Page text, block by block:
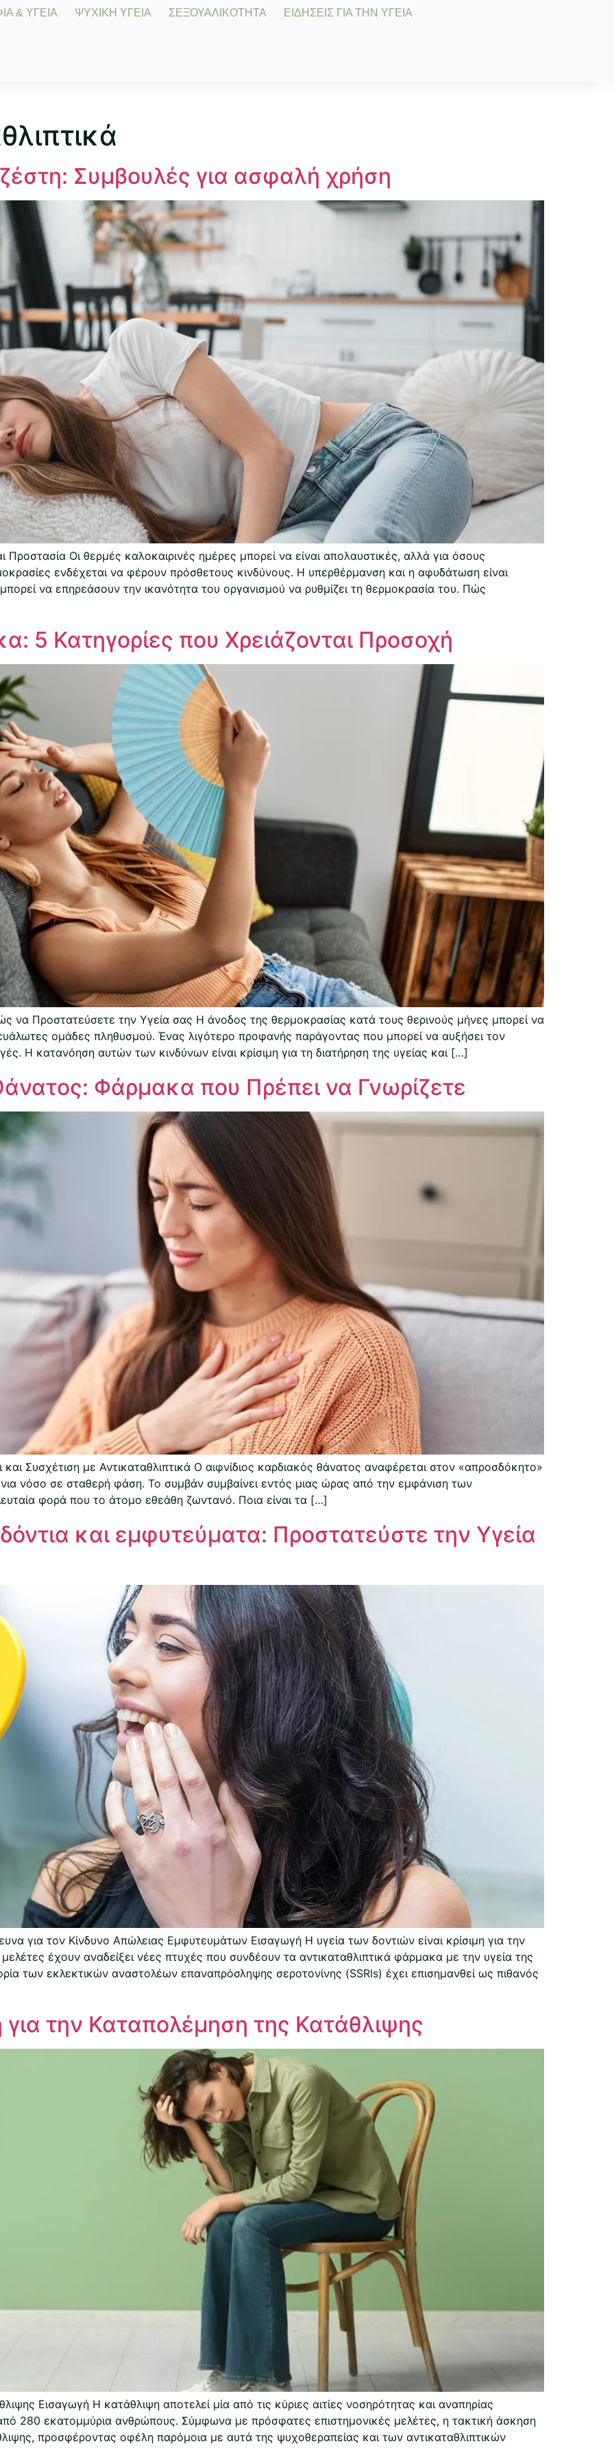
& ΥΓΕΙΑ ΨΥΧΙΚΗ ΥΓΕΙΑ ΣΕΞΟΥΑΛΙΚΟΤΗΤΑ ΕΙΔΗΣΕΙΣ ΓΙΑ ΤΗΝ ΥΓΕΙΑ
ζέστη: Συμβουλές για ασφαλή χρήση
Προστασία Οι θερμές καλοκαιρινές ημέρες μπορεί να είναι απολαυστικές, αλλά για όσους
ενδέχεται να φέρουν πρόσθετους κινδύνους. Η υπερθέρμανση και η αφυδάτωση είναι
να επηρεάσουν την ικανότητα του οργανισμού να ρυθμίζει τη θερμοκρασία του. Πώς
5 Κατηγορίες που Χρειάζονται Προσοχή
να Προστατεύσετε την Υγεία σας Η άνοδος της θερμοκρασίας κατά τους θερινούς μήνες μπορεί να
ευάλωτες ομάδες πληθυσμού. Ένας λιγότερο προφανής παράγοντας που μπορεί να αυξήσει τον
Η κατανόηση αυτών των κινδύνων είναι κρίσιμη για τη διατήρηση της υγείας και […]
Φάρμακα που Πρέπει να Γνωρίζετε
και Συσχέτιση με Αντικαταθλιπτικά Ο αιφνίδιος καρδιακός θάνατος αναφέρεται στον «απροσδόκητο»
νόσο σε σταθερή φάση. Το συμβάν συμβαίνει εντός μιας ώρας από την εμφάνιση των
φορά που το άτομο εθεάθη ζωντανό. Ποια είναι τα […]
και εμφυτεύματα: Προστατεύστε την Υγεία
για τον Κίνδυνο Απώλειας Εμφυτευμάτων Εισαγωγή Η υγεία των δοντιών είναι κρίσιμη για την
έχουν αναδείξει νέες πτυχές που συνδέουν τα αντικαταθλιπτικά φάρμακα με την υγεία της
των εκλεκτικών αναστολέων επαναπρόσληψης σεροτονίνης (SSRIs) έχει επισημανθεί ως πιθανός
την Καταπολέμηση της Κατάθλιψης
Εισαγωγή Η κατάθλιψη αποτελεί μία από τις κύριες αιτίες νοσηρότητας και αναπηρίας
280 εκατομμύρια ανθρώπους. Σύμφωνα με πρόσφατες επιστημονικές μελέτες, η τακτική άσκηση
προσφέροντας οφέλη παρόμοια με αυτά της ψυχοθεραπείας και των αντικαταθλιπτικών